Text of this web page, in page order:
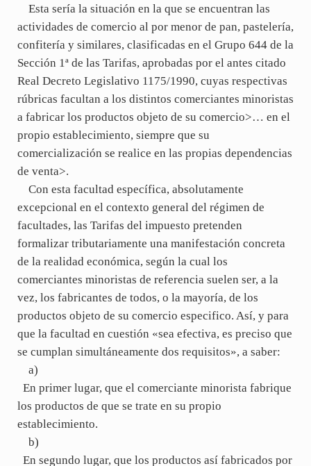
Esta sería la situación en la que se encuentran las
actividades de comercio al por menor de pan, pastelería,
confitería y similares, clasificadas en el Grupo 644 de la
Sección 1ª de las Tarifas, aprobadas por el antes citado
Real Decreto Legislativo 1175/1990, cuyas respectivas
rúbricas facultan a los distintos comerciantes minoristas
a fabricar los productos objeto de su comercio>… en el
propio establecimiento, siempre que su
comercialización se realice en las propias dependencias
de venta>.
Con esta facultad específica, absolutamente
excepcional en el contexto general del régimen de
facultades, las Tarifas del impuesto pretenden
formalizar tributariamente una manifestación concreta
de la realidad económica, según la cual los
comerciantes minoristas de referencia suelen ser, a la
vez, los fabricantes de todos, o la mayoría, de los
productos objeto de su comercio especifico. Así, y para
que la facultad en cuestión «sea efectiva, es preciso que
se cumplan simultáneamente dos requisitos», a saber:
a)
En primer lugar, que el comerciante minorista fabrique
los productos de que se trate en su propio
establecimiento.
b)
En segundo lugar, que los productos así fabricados por